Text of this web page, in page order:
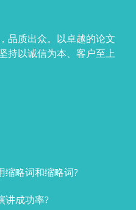
品质出众。以卓越的论文
持以诚信为本、客户至上
缩略词和缩略词?
讲成功率?